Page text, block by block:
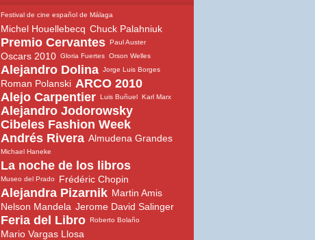
Festival de cine español de Málaga
Michel Houellebecq Chuck Palahniuk
Premio Cervantes Paul Auster
Oscars 2010 Gloria Fuertes Orson Welles
Alejandro Dolina Jorge Luis Borges
Roman Polanski ARCO 2010
Alejo Carpentier Luis Buñuel Karl Marx
Alejandro Jodorowsky
Cibeles Fashion Week
Andrés Rivera Almudena Grandes
Michael Haneke
La noche de los libros
Museo del Prado Frédéric Chopin
Alejandra Pizarnik Martin Amis
Nelson Mandela Jerome David Salinger
Feria del Libro Roberto Bolaño
Mario Vargas Llosa